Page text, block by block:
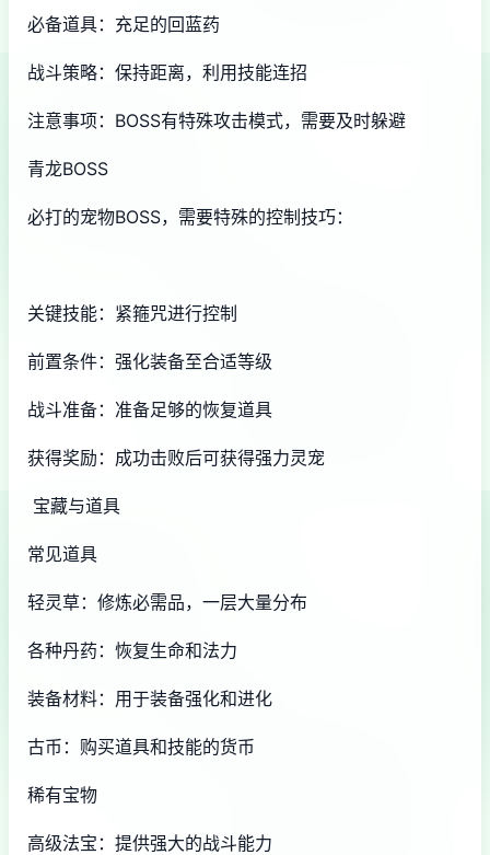
必备道具：充足的回蓝药
战斗策略：保持距离，利用技能连招
注意事项：BOSS有特殊攻击模式，需要及时躲避
青龙BOSS
必打的宠物BOSS，需要特殊的控制技巧：
关键技能：紧箍咒进行控制
前置条件：强化装备至合适等级
战斗准备：准备足够的恢复道具
获得奖励：成功击败后可获得强力灵宠
宝藏与道具
常见道具
轻灵草：修炼必需品，一层大量分布
各种丹药：恢复生命和法力
装备材料：用于装备强化和进化
古币：购买道具和技能的货币
稀有宝物
高级法宝：提供强大的战斗能力